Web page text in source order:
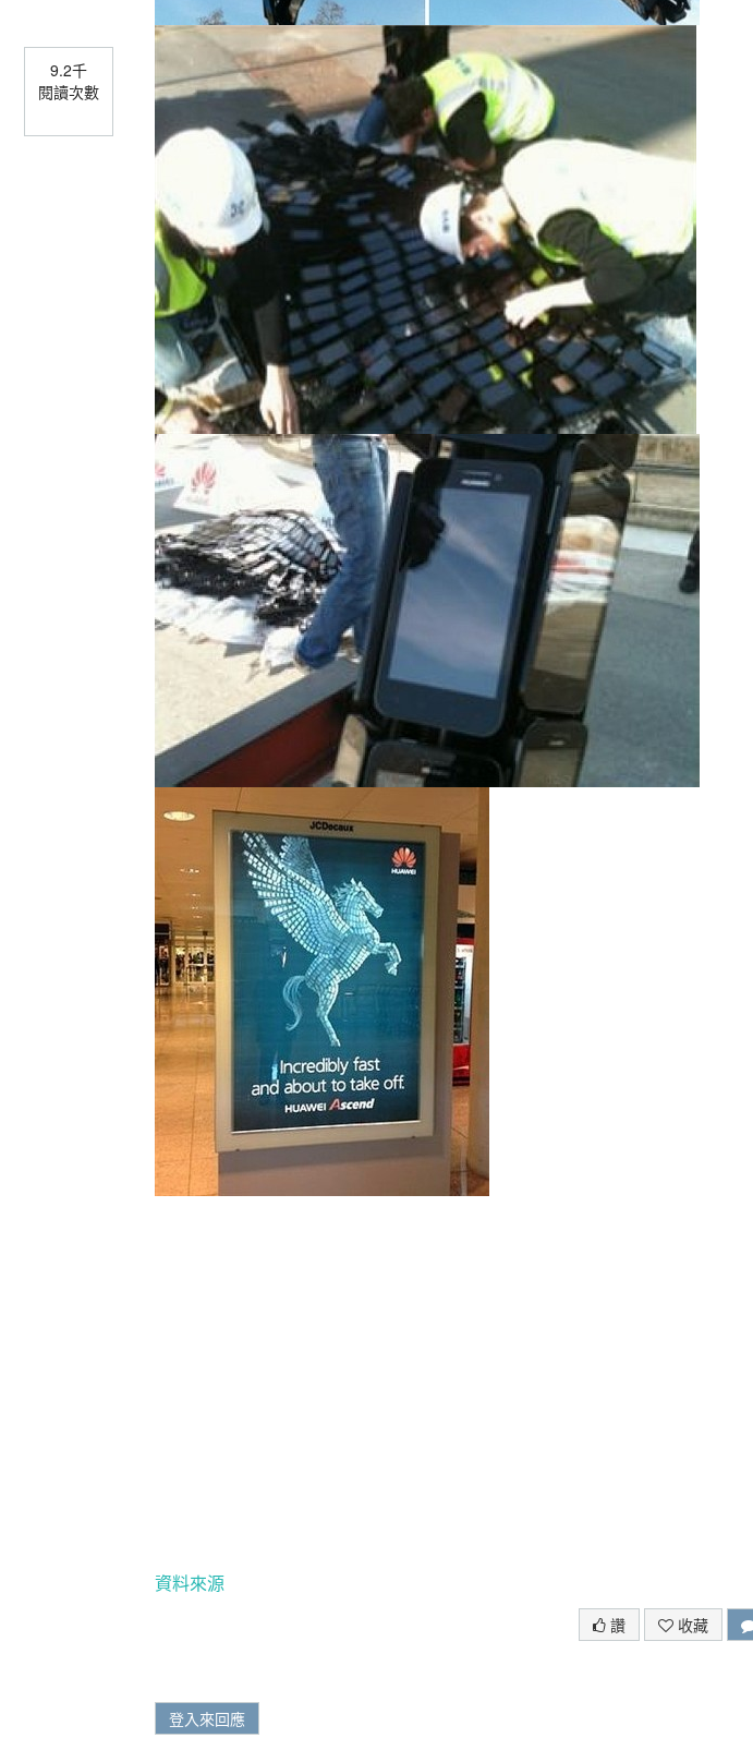
9.2千
閱讀次數
資料來源
讚 收藏
登入來回應